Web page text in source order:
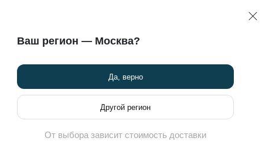
>>
карта
Химчистка кроссовок Новости Программа привилегий
в Street Beat
Ваш регион — Москва?
Да, верно
Другой регион
От выбора зависит стоимость доставки